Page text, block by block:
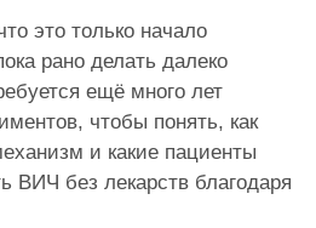
это только начало
рано делать далеко
ещё много лет
чтобы понять, как
и какие пациенты
ВИЧ без лекарств благодаря